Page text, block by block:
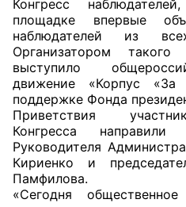
Главная
Общественные советы
Конгресс
площадке впервые
наблюдателей из
Организатором такого
выступило
движение «Корпус
поддержке Фонда
Приветствия
Конгресса направили
Руководителя
Кириенко и
Памфилова.
«Сегодня